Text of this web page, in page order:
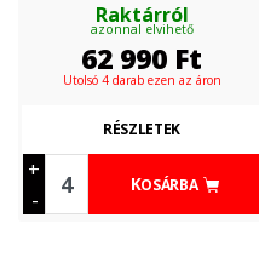
Raktárról
azonnal elvihető
62 990 Ft
Utolsó 4 darab ezen az áron
+
-
KOSÁRBA
RÉSZLETEK